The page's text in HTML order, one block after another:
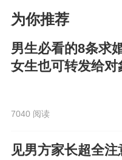
为你推荐
男生必看的8条求
女生也可转发给对
7040 阅读
见男方家长超全注